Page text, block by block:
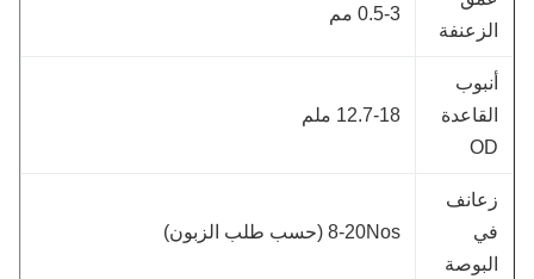
0.5-3 مم
12.7-18 ملم
8-20Nos (حسب طلب الزبون)